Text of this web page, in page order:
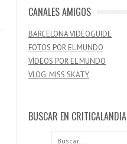
CANALES AMIGOS
BARCELONA VIDEOGUIDE
FOTOS POR EL MUNDO
VÍDEOS POR EL MUNDO
VLOG: MISS SKATY
BUSCAR EN CRITICALANDIA
Buscar